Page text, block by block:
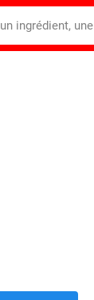
un ingrédient,